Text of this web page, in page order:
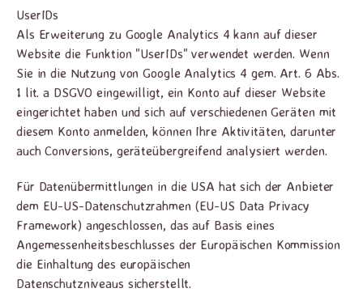
UserIDs
Als Erweiterung zu Google Analytics 4 kann auf dieser
Website die Funktion "UserIDs" verwendet werden. Wenn
Sie in die Nutzung von Google Analytics 4 gem. Art. 6 Abs.
1 lit. a DSGVO eingewilligt, ein Konto auf dieser Website
eingerichtet haben und sich auf verschiedenen Geräten mit
diesem Konto anmelden, können Ihre Aktivitäten, darunter
auch Conversions, geräteübergreifend analysiert werden.
Für Datenübermittlungen in die USA hat sich der Anbieter
dem EU-US-Datenschutzrahmen (EU-US Data Privacy
Framework) angeschlossen, das auf Basis eines
Angemessenheitsbeschlusses der Europäischen Kommission
die Einhaltung des europäischen
Datenschutzniveaus sicherstellt.